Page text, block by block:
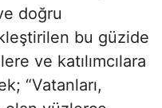
doğru
bu güzide
ve katılımcılara
“Vatanları,